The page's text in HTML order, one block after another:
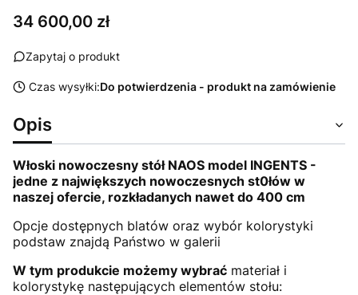
Cena
34 600,00 zł
Zapytaj o produkt
Czas wysyłki:Do potwierdzenia - produkt na zamówienie
Opis
Włoski nowoczesny stół NAOS model INGENTS -
jedne z największych nowoczesnych st0łów w
naszej ofercie, rozkładanych nawet do 400 cm
Opcje dostępnych blatów oraz wybór kolorystyki
podstaw znajdą Państwo w galerii
W tym produkcie możemy wybrać materiał i
kolorystykę następujących elementów stołu: